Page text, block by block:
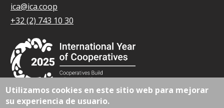
ica@ica.coop
+32 (2) 743 10 30
Utilizamos cookies en este sitio web para mejorar
su experiencia de usuario.